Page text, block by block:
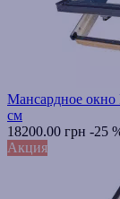
Мансардное
см
18200.00 грн -25
Акция